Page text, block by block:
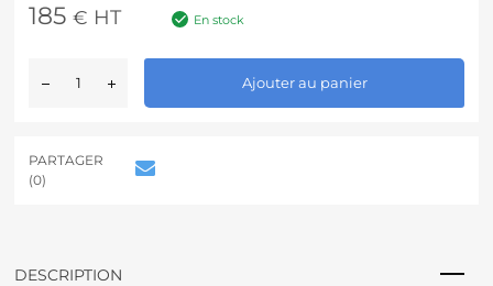
185 € HT En stock
Ajouter au panier
PARTAGER
(0)
DESCRIPTION